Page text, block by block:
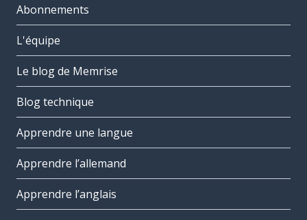
Abonnements
L'équipe
Le blog de Memrise
Blog technique
Apprendre une langue
Apprendre l’allemand
Apprendre l’anglais